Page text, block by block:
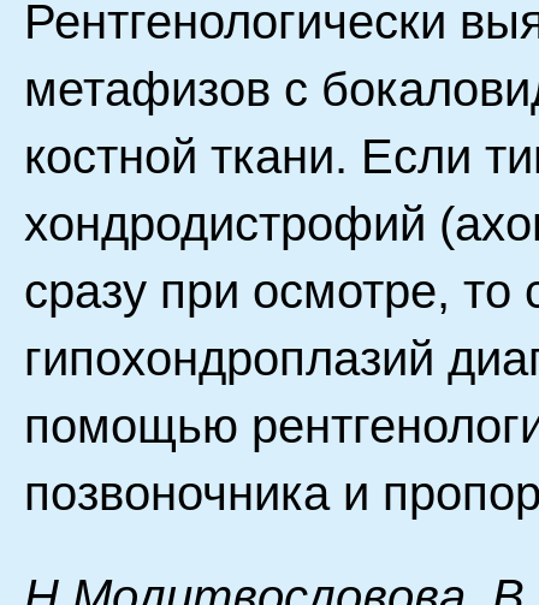
Рентгенологически
метафизов с
костной ткани. Если
хондродистрофий
сразу при осмотре,
гипохондроплазий
помощью
позвоночника и